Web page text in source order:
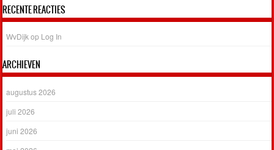
RECENTE REACTIES
WvDijk op Log In
ARCHIEVEN
augustus 2026
juli 2026
juni 2026